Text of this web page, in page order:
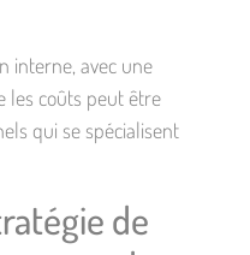
interne, avec une
les coûts peut être
qui se spécialisent
de